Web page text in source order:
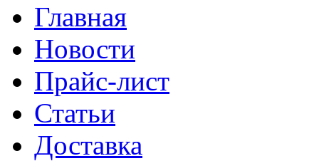
Главная
Новости
Прайс-лист
Статьи
Доставка